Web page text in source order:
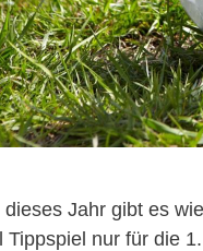
dieses Jahr gibt es
Tippspiel nur für die